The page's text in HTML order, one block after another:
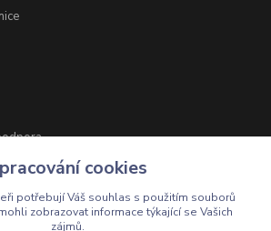
174 975
Pá 8-14 hod.cookies
potřebují Váš souhlas s použitím souborů
zobrazovat informace týkající se Vašich
zájmů.